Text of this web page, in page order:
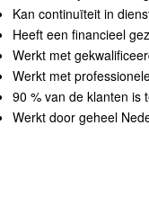
Kan continuïteit in
Heeft een financieel
Werkt met
Werkt met
90 % van de klanten is
Werkt door geheel